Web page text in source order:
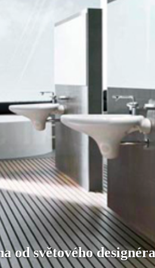
od světového designéra